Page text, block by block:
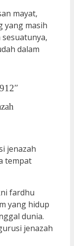
mayat,
yang masih
dalam
jenazah
tempat
fardhu
yang hidup
dunia.
jenazah